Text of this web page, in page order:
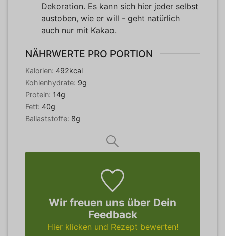
Dekoration. Es kann sich hier jeder selbst
austoben, wie er will - geht natürlich
auch nur mit Kakao.
NÄHRWERTE PRO PORTION
Kalorien: 492kcal
Kohlenhydrate: 9g
Protein: 14g
Fett: 40g
Ballaststoffe: 8g
Wir freuen uns über Dein
Feedback
Hier klicken und Rezept bewerten!